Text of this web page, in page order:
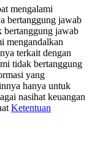
mengalami
bertanggung jawab
bertanggung jawab
mengandalkan
terkait dengan
tidak bertanggung
yang
hanya untuk
nasihat keuangan
Ketentuan